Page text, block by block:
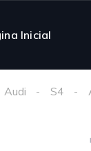
Inicial
Audi S4